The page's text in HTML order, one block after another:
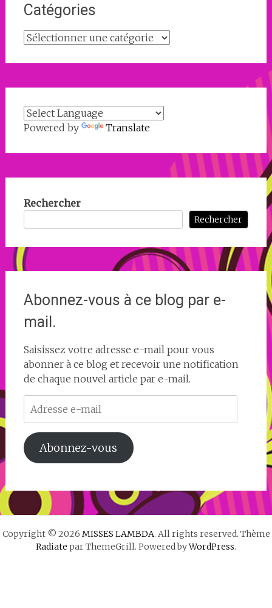
Catégories
Catégories
Powered by Translate
Rechercher
Rechercher
Abonnez-vous à ce blog par e-
mail.
Saisissez votre adresse e-mail pour vous
abonner à ce blog et recevoir une notification
de chaque nouvel article par e-mail.
Adresse
e-
mail
Abonnez-vous
Copyright © 2026 MISSES LAMBDA. All rights reserved. Thème
Radiate par ThemeGrill. Powered byWordPress.